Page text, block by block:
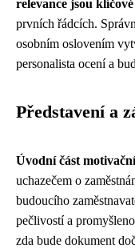
relevance jsou
prvních řádcích.
osobním oslovením
personalista ocení a
Představení a
Úvodní část
uchazečem o
budoucího
pečlivostí a
zda bude dokument